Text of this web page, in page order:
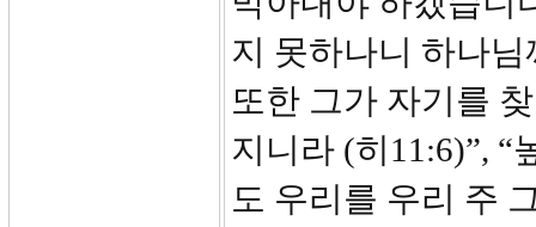
지 못하나니 하나
또한 그가 자기를
지니라 (히11:6)”,
도 우리를 우리 주